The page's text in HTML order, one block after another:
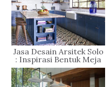
Jasa Desain Arsitek Solo
: Inspirasi Bentuk Meja
Dapur (island)